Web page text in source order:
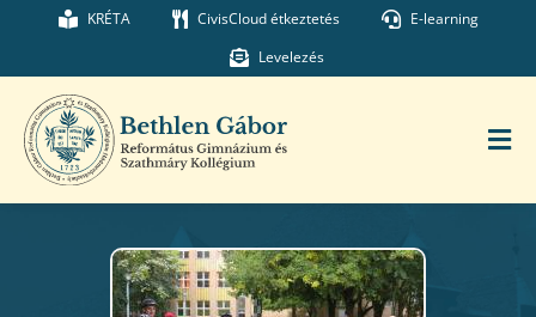
Kihagyás KRÉTA CivisCloud étkeztetés
E-learning
Levelezés